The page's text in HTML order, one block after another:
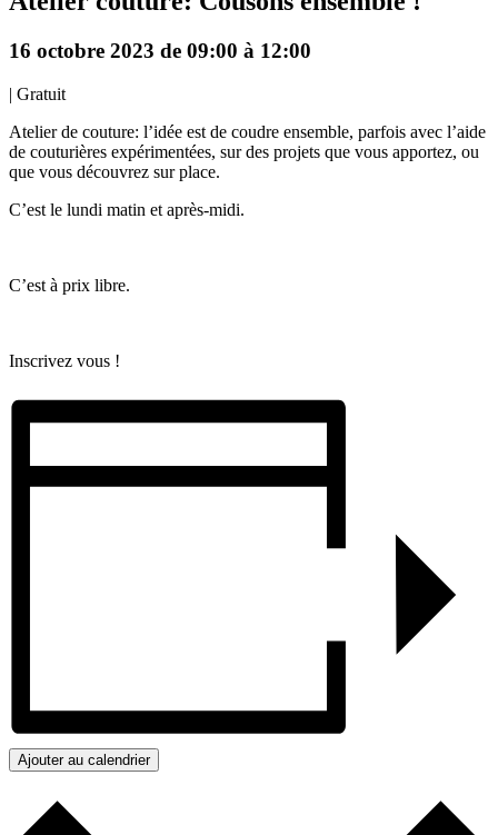
16 octobre 2023 de 09:00 à 12:00
| Gratuit
Atelier de couture: l’idée est de coudre ensemble, parfois avec l’aide
de couturières expérimentées, sur des projets que vous apportez, ou
que vous découvrez sur place.
C’est le lundi matin et après-midi.
C’est à prix libre.
Inscrivez vous !
Ajouter au calendrier